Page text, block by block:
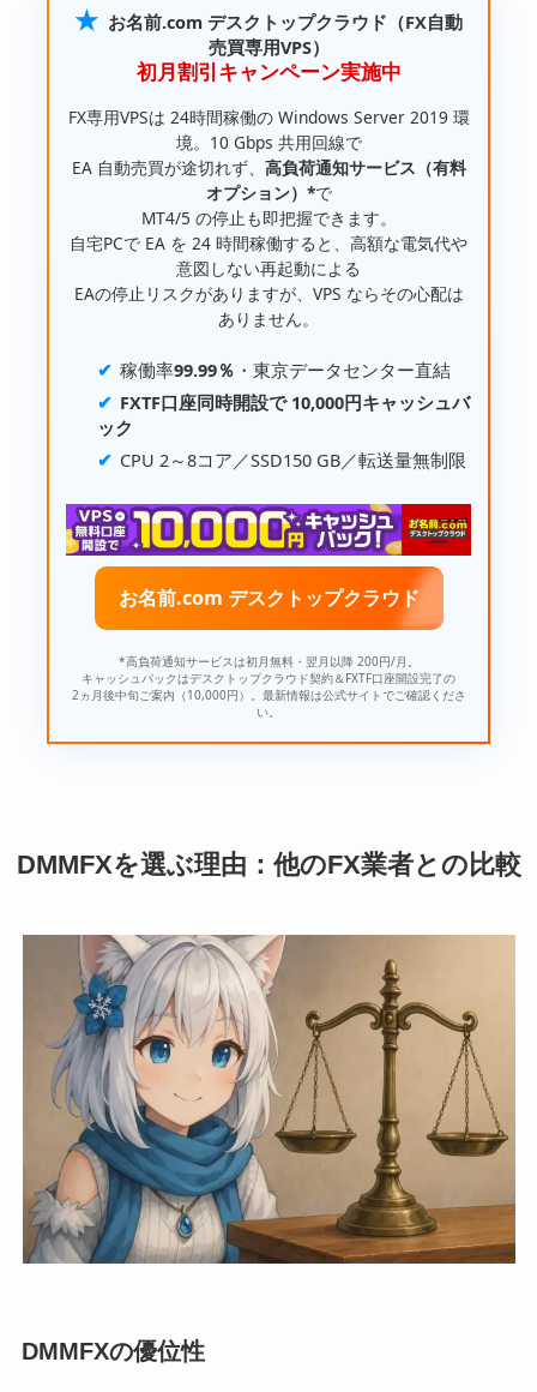
★ お名前.com デスクトップクラウド（FX自動
売買専用VPS）
初月割引キャンペーン実施中
FX専用VPSは 24時間稼働の Windows Server 2019 環
境。10 Gbps 共用回線で
EA 自動売買が途切れず、 高負荷通知サービス（有料
オプション）*で
MT4/5 の停止も即把握できます。
自宅PCで EA を 24 時間稼働すると、高額な電気代や
意図しない再起動による
EAの停止リスクがありますが、VPS ならその心配は
ありません。
稼働率99.99％ ・東京データセンター直結
FXTF口座同時開設で 10,000円キャッシュバ
ック
CPU 2～8コア／SSD150 GB／転送量無制限
お名前.com デスクトップクラウド
*高負荷通知サービスは初月無料・翌月以降 200円/月。
キャッシュバックはデスクトップクラウド契約＆FXTF口座開設完了の
2ヵ月後中旬ご案内（10,000円）。最新情報は公式サイトでご確認くださ
い。
DMMFXを選ぶ理由：他のFX業者との比較
DMMFXの優位性